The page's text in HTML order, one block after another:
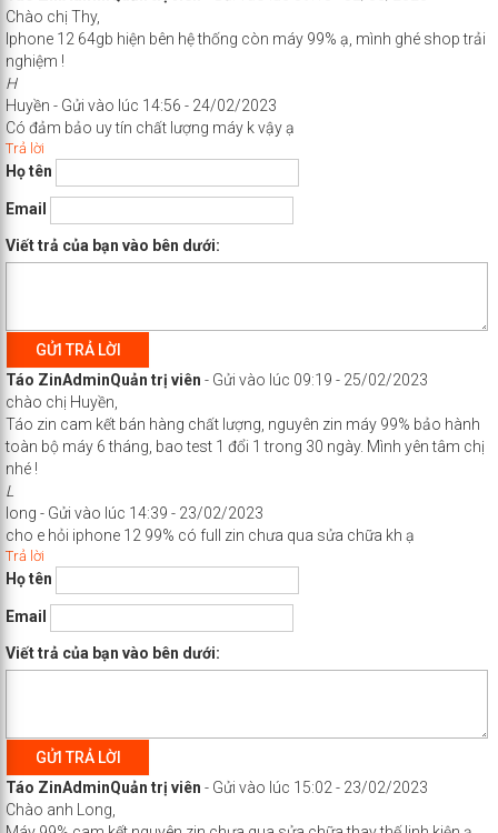
Chào chị Thy,
Iphone 12 64gb hiện bên hệ thống còn máy 99% ạ, mình ghé shop trải
nghiệm !
H
Huyền - Gửi vào lúc 14:56 - 24/02/2023
Có đảm bảo uy tín chất lượng máy k vậy ạ
Trả lời
Họ tên
Email
Viết trả của bạn vào bên dưới:
GỬI TRẢ LỜI
Táo ZinAdminQuản trị viên - Gửi vào lúc 09:19 - 25/02/2023
chào chị Huyền,
Táo zin cam kết bán hàng chất lượng, nguyên zin máy 99% bảo hành
toàn bộ máy 6 tháng, bao test 1 đổi 1 trong 30 ngày. Mình yên tâm chị
nhé !
L
long - Gửi vào lúc 14:39 - 23/02/2023
cho e hỏi iphone 12 99% có full zin chưa qua sửa chữa kh ạ
Trả lời
Họ tên
Email
Viết trả của bạn vào bên dưới:
GỬI TRẢ LỜI
Táo ZinAdminQuản trị viên - Gửi vào lúc 15:02 - 23/02/2023
Chào anh Long,